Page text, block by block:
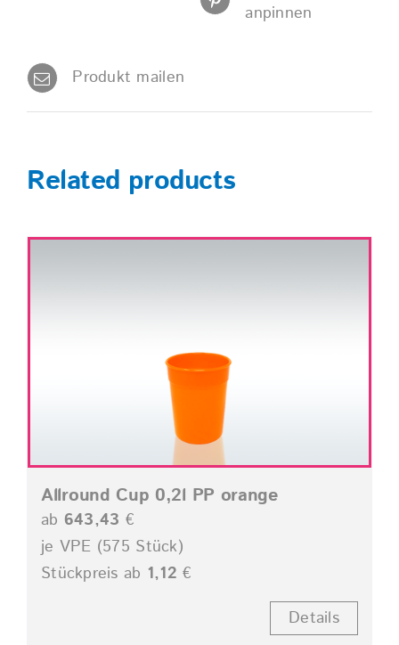
anpinnen
Produkt mailen
Related products
Allround Cup 0,2l PP orange
ab 643,43 €
je VPE (575 Stück)
Stückpreis ab 1,12 €
Details